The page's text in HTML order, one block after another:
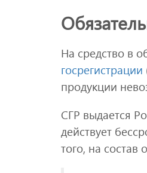
На средство в
госрегистрации
продукции
СГР выдается
действует
того, на состав